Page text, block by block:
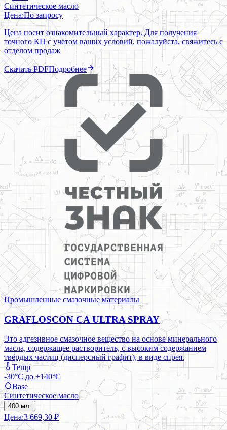
Синтетическое масло
Цена:По запросу
Цена носит ознакомительный характер. Для получения
точного КП с учетом ваших условий, пожалуйста, свяжитесь с
отделом продаж
Скачать PDFПодробнее
Промышленные смазочные материалы
GRAFLOSCON CA ULTRA SPRAY
Это адгезивное смазочное вещество на основе минерального
масла, содержащее растворитель, с высоким содержанием
твёрдых частиц (дисперсный графит), в виде спрея.
Temp
-30°C до +140°C
Base
Синтетическое масло
400 мл.
Цена:3 669,30 ₽